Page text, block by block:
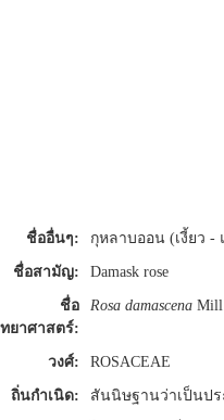
ชื่ออื่นๆ: กุหลาบออน (เงี้ยว -
ชื่อสามัญ: Damask rose
ชื่อ
ยาศาสตร์:
Rosa damascena
วงศ์: ROSACEAE
ถิ่นกำเนิด: สันนิษฐานว่าเป็นปร